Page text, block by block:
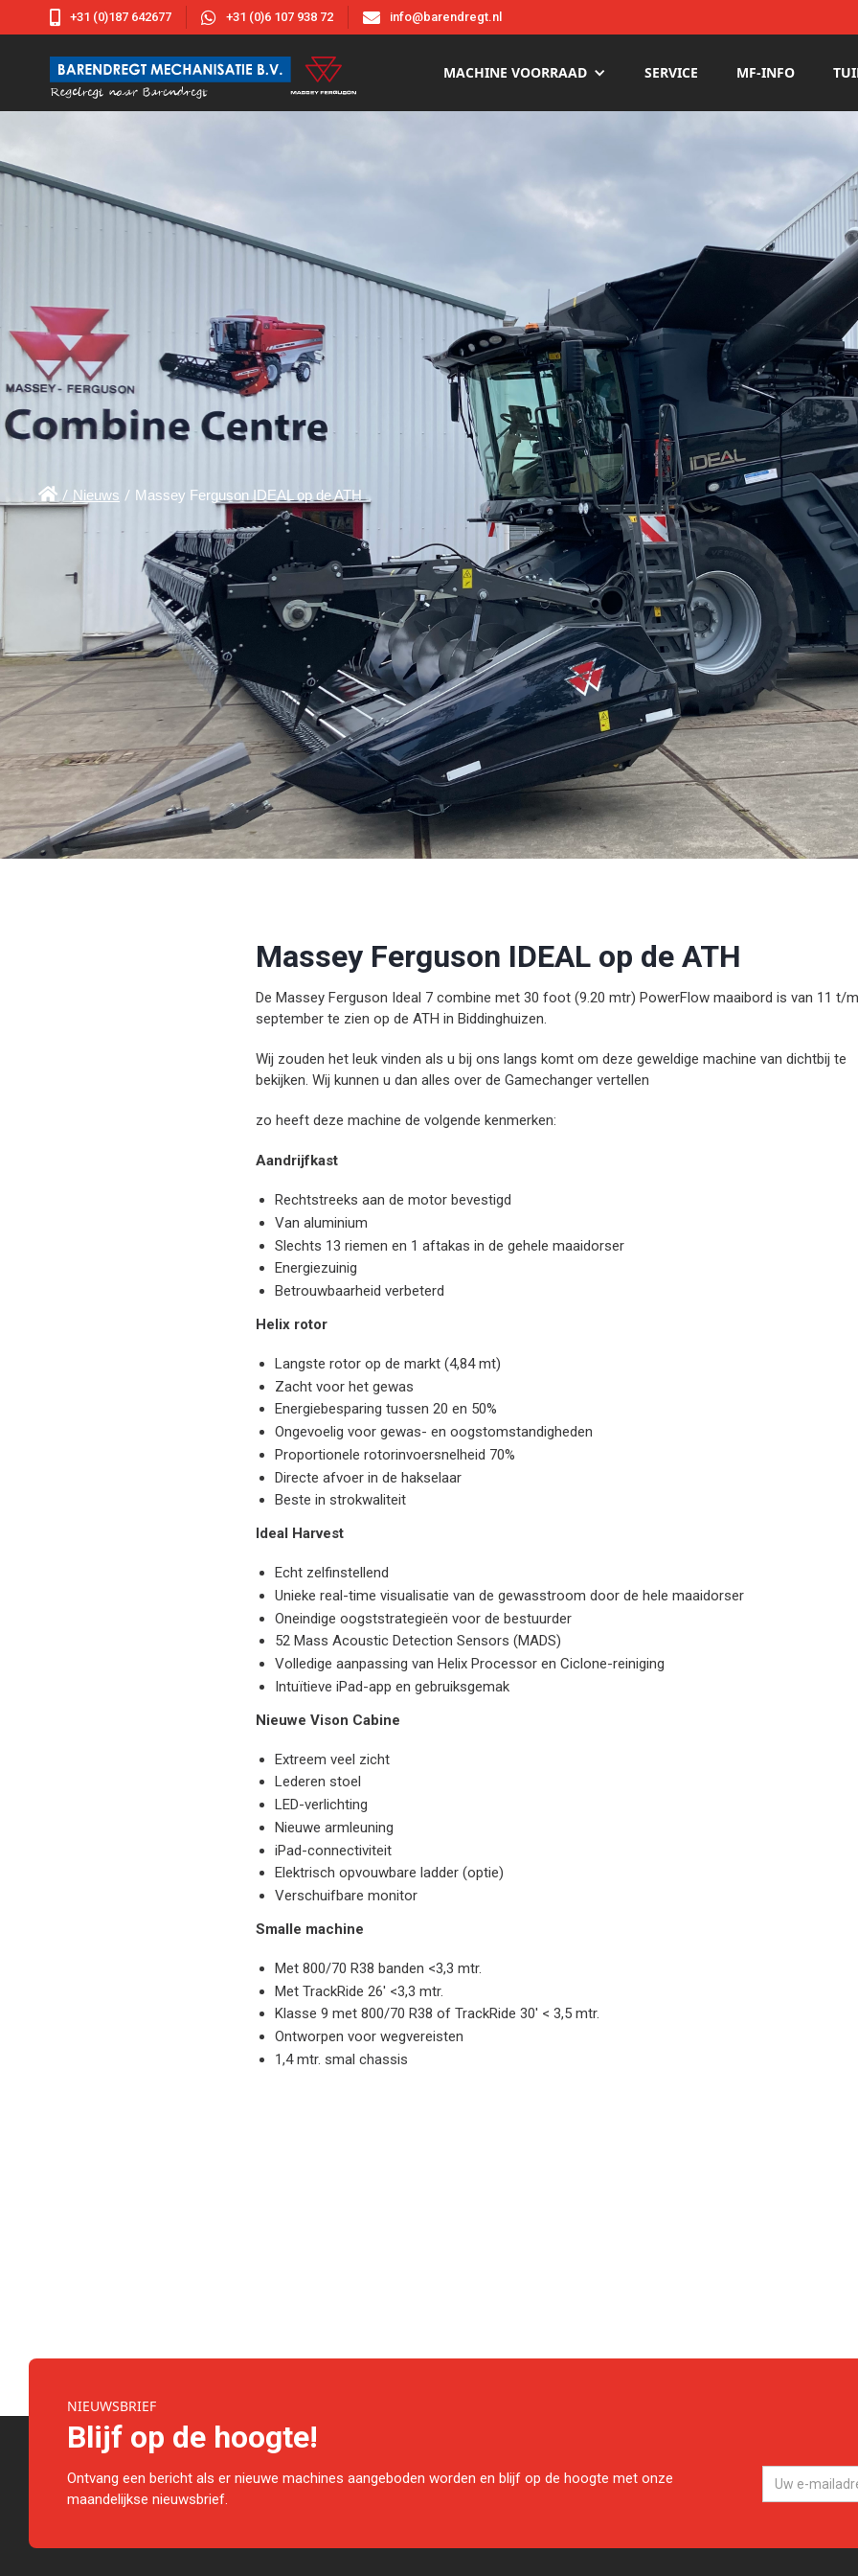
 +31 (0)187 642677  +31 (0)6 107 938 72  info@barendregt.nl
MACHINE VOORRAAD SERVICE MF-INFO
 / Nieuws / Massey Ferguson IDEAL op de ATH
Massey Ferguson IDEAL op de ATH
De Massey Ferguson Ideal 7 combine met 30 foot (9.20 mtr) PowerFlow maaibord is van 11 t/
september te zien op de ATH in Biddinghuizen.
Wij zouden het leuk vinden als u bij ons langs komt om deze geweldige machine van dichtbij te
bekijken. Wij kunnen u dan alles over de Gamechanger vertellen
zo heeft deze machine de volgende kenmerken:
Aandrijfkast
Rechtstreeks aan de motor bevestigd
Van aluminium
Slechts 13 riemen en 1 aftakas in de gehele maaidorser
Energiezuinig
Betrouwbaarheid verbeterd
Helix rotor
Langste rotor op de markt (4,84 mt)
Zacht voor het gewas
Energiebesparing tussen 20 en 50%
Ongevoelig voor gewas- en oogstomstandigheden
Proportionele rotorinvoersnelheid 70%
Directe afvoer in de hakselaar
Beste in strokwaliteit
Ideal Harvest
Echt zelfinstellend
Unieke real-time visualisatie van de gewasstroom door de hele maaidorser
Oneindige oogststrategieën voor de bestuurder
52 Mass Acoustic Detection Sensors (MADS)
Volledige aanpassing van Helix Processor en Ciclone-reiniging
Intuïtieve iPad-app en gebruiksgemak
Nieuwe Vison Cabine
Extreem veel zicht
Lederen stoel
LED-verlichting
Nieuwe armleuning
iPad-connectiviteit
Elektrisch opvouwbare ladder (optie)
Verschuifbare monitor
Smalle machine
Met 800/70 R38 banden <3,3 mtr.
Met TrackRide 26' <3,3 mtr.
Klasse 9 met 800/70 R38 of TrackRide 30' < 3,5 mtr.
Ontworpen voor wegvereisten
1,4 mtr. smal chassis
NIEUWSBRIEF
Blijf op de hoogte!
Ontvang een bericht als er nieuwe machines aangeboden worden en blijf op de hoogte met onze
maandelijkse nieuwsbrief.